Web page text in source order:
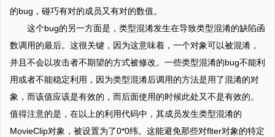
的bug，碰巧有对的成员又有对的数值。
这个bug的另一方面是，类型混淆发生在导致类型混淆的缺陷函
数调用的最后。这很关键，因为这意味着，一个对象可以被混淆，
并且不会以攻击者不期望的方式被修改。一些类型混淆的bug不能利
用或者不能稳定利用，因为类型混淆后调用的方法是用了混淆的对
象，而该值应该是有效的，而后面使用的时候此处又不是有效的。
值得注意的是，在以上的利用代码中，其成员发生类型混淆的
MovieClip对象，被设置为了0*0纬。这能避免那些对flter对象的特定